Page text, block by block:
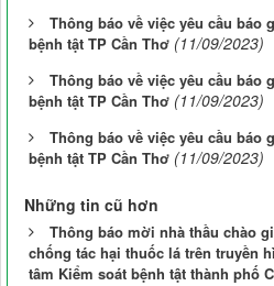
Thông báo về việc yêu cầu báo
bệnh tật TP Cần Thơ (11/09/2023)
Thông báo về việc yêu cầu báo
bệnh tật TP Cần Thơ (11/09/2023)
Thông báo về việc yêu cầu báo
bệnh tật TP Cần Thơ (11/09/2023)
Những tin cũ hơn
Thông báo mời nhà thầu chào
chống tác hại thuốc lá trên truyền
tâm Kiểm soát bệnh tật thành phố